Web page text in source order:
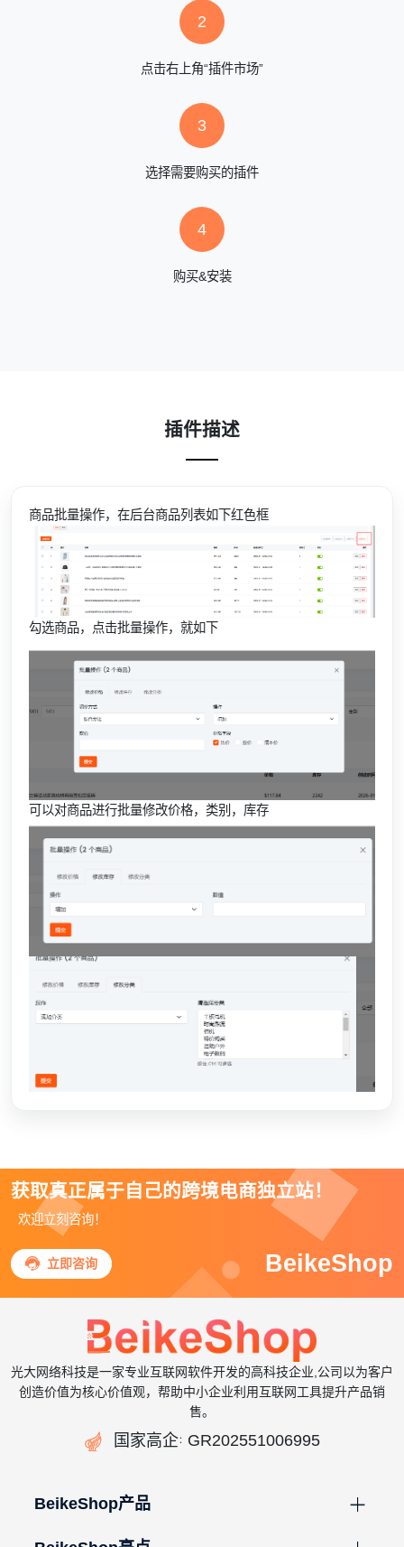
2
点击右上角“插件市场”
3
选择需要购买的插件
4
购买&安装
插件描述
商品批量操作，在后台商品列表如下红色框
勾选商品，点击批量操作，就如下
可以对商品进行批量修改价格，类别，库存
获取真正属于自己的跨境电商独立站！
欢迎立刻咨询！
 立即咨询 BeikeShop
光大网络科技是一家专业互联网软件开发的高科技企业,公司以为客户
创造价值为核心价值观，帮助中小企业利用互联网工具提升产品销
售。
 国家高企： GR202551006995
BeikeShop产品